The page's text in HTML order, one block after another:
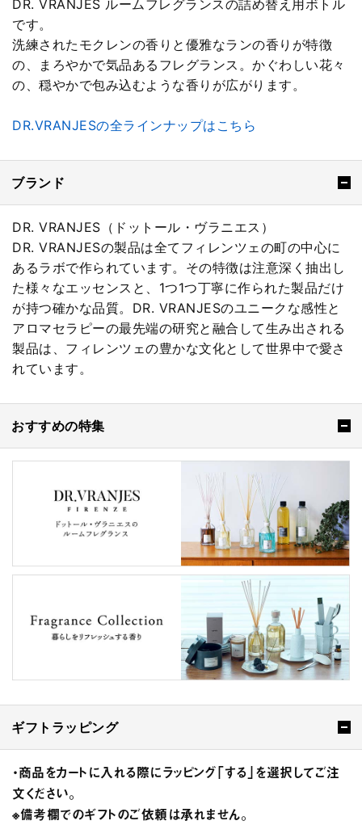
DR. VRANJES ルームフレグランスの詰め替え用ボトル
です。
洗練されたモクレンの香りと優雅なランの香りが特徴
の、まろやかで気品あるフレグランス。かぐわしい花々
の、穏やかで包み込むような香りが広がります。
DR.VRANJESの全ラインナップはこちら
ブランド
DR. VRANJES（ドットール・ヴラニエス）
DR. VRANJESの製品は全てフィレンツェの町の中心に
あるラボで作られています。その特徴は注意深く抽出し
た様々なエッセンスと、1つ1つ丁寧に作られた製品だけ
が持つ確かな品質。DR. VRANJESのユニークな感性と
アロマセラピーの最先端の研究と融合して生み出される
製品は、フィレンツェの豊かな文化として世界中で愛さ
れています。
おすすめの特集
ギフトラッピング
・商品をカートに入れる際にラッピング「する」を選択してご注
文ください。
※備考欄でのギフトのご依頼は承れません。